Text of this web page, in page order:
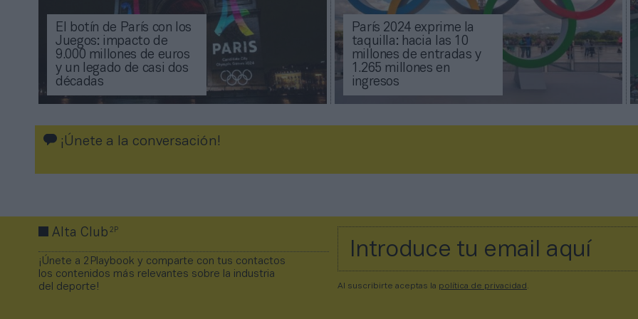
El botín de París con los
Juegos: impacto de
9.000 millones de euros
y un legado de casi dos
décadas
París 2024 exprime la
taquilla: hacia las 10
millones de entradas y
1.265 millones en
ingresos
¡Únete a la conversación!
Alta Club2P
¡Únete a 2Playbook y comparte con tus contactos
los contenidos más relevantes sobre la industria
del deporte!
Al suscribirte aceptas la política de privacidad